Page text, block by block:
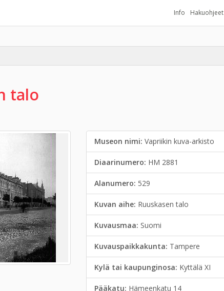
Info Hakuohjeet
talo
Museon nimi:Vapriikin kuva-arkisto
Diaarinumero: HM 2881
Alanumero: 529
Kuvan aihe: Ruuskasen talo
Kuvausmaa: Suomi
Kuvauspaikkakunta: Tampere
Kylä tai kaupunginosa: Kyttälä XI
Pääkatu: Hämeenkatu 14